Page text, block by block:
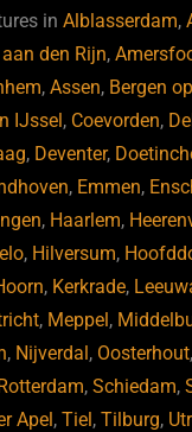
inAlblasserdam,
den Rijn,
,Assen, Bergen
IJssel , Coevorden,
, Deventer,
, Emmen,
, Haarlem,
, Hilversum,
, Kerkrade,
, Meppel ,
, Nijverdal , Oosterhout,
Rotterdam, Schiedam,
Apel ,Tiel ,Tilburg,